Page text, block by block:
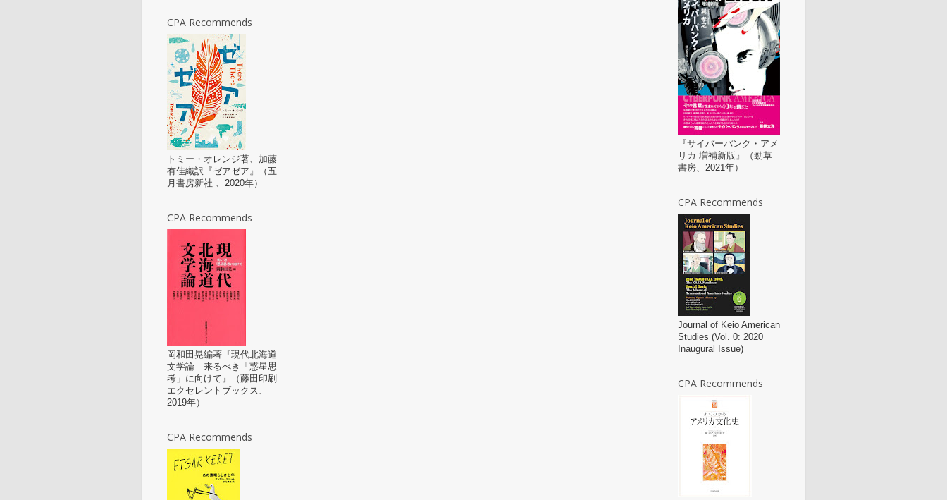
CPA Recommends
トミー・オレンジ著、加藤
有佳織訳『ゼアゼア』（五
月書房新社 、2020年）
CPA Recommends
岡和田晃編著『現代北海道
文学論—来るべき「惑星思
考」に向けて』（藤田印刷
エクセレントブックス、
2019年）
CPA Recommends
『サイバーパンク・アメ
リカ 増補新版』（勁草
書房、2021年）
CPA Recommends
Journal of Keio American
Studies (Vol. 0: 2020
Inaugural Issue)
CPA Recommends